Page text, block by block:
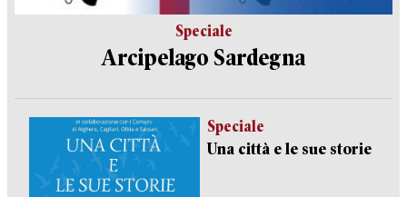
Speciale
Arcipelago Sardegna
Speciale
Una città e le sue storie